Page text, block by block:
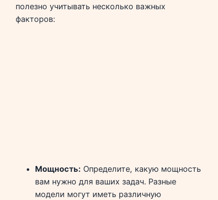
полезно учитывать несколько важных
факторов:
Мощность: Определите, какую мощность
вам нужно для ваших задач. Разные
модели могут иметь различную